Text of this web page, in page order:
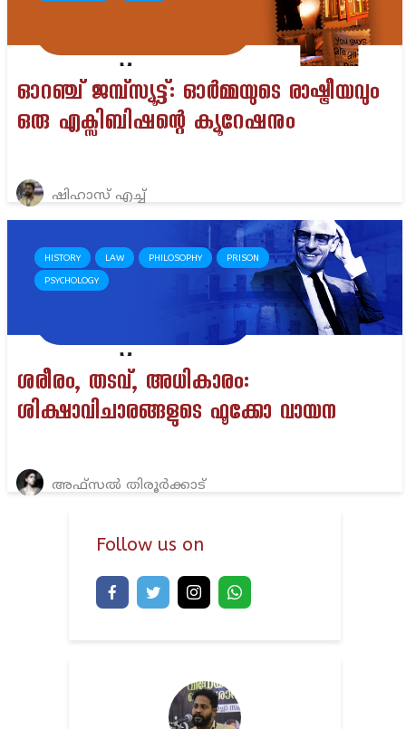
ഓറഞ്ച് ജമ്പ്സ്യൂട്ട്: ഓർമ്മയുടെ രാഷ്ട്രീയവും
ഒരു എക്സിബിഷന്റെ ക്യൂറേഷനും
ഷിഹാസ് എച്ച്
HISTORY LAW PHILOSOPHY PRISON
PSYCHOLOGY
ശരീരം, തടവ്, അധികാരം:
ശിക്ഷാവിചാരങ്ങളുടെ ഫൂക്കോ വായന
അഫ്സൽ തിരൂർക്കാട്
Follow us on